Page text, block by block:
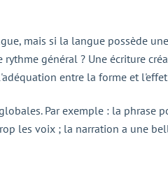
mais si la langue possède
général ? Une écriture
entre la forme et
Par exemple : la phrase
les voix ; la narration a une